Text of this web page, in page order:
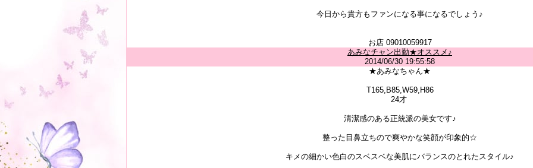
今日から貴方もファンになる事になるでしょう♪
お店 09010059917
あみなチャン出勤★オススメ♪
2014/06/30 19:55:58
★あみなちゃん★
T165,B85,W59,H86
24才
清潔感のある正統派の美女です♪
整った目鼻立ちので爽やかな笑顔が印象的☆
キメの細かい色白のスベスベな美肌にバランスのとれたスタイル♪